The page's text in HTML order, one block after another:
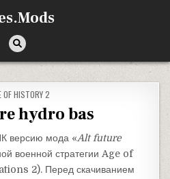
В
OF HISTORY 2
hydro bas
версию мода «Alt future
военной стратегии Age of
2). Перед скачиванием